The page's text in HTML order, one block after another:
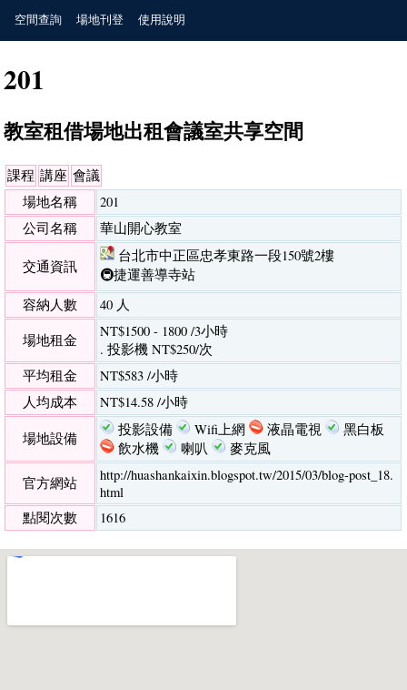
空間查詢 場地刊登 使用說明
201
教室租借場地出租會議室共享空間
課程 講座 會議
場地名稱
201
公司名稱
華山開心教室
交通資訊
台北市中正區忠孝東路一段150號2樓
🚇捷運善導寺站
容納人數
40 人
場地租金
NT$1500 - 1800 /3小時
. 投影機 NT$250/次
平均租金
NT$583 /小時
人均成本
NT$14.58 /小時
場地設備
投影設備 Wifi上網 液晶電視
黑白板
飲水機
喇叭
麥克風
官方網站
http://huashankaixin.blogspot.tw/2015/03/blog-post_18.
html
點閱次數
1616